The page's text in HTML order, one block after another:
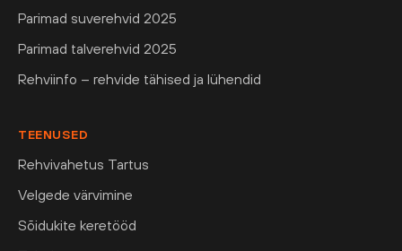
Parimad suverehvid 2025
Parimad talverehvid 2025
Rehviinfo – rehvide tähised ja lühendid
TEENUSED
Rehvivahetus Tartus
Velgede värvimine
Sõidukite keretööd